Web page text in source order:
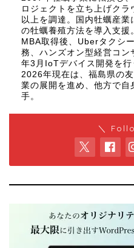
ロジェクトを立ち上げク
以上を調達。国内牡蠣産
の牡蠣養殖方法を導入支援
MBA取得後、Uberタクシ
務、ハンズオン型経営コン
年3月IoTデバイス開発を行
2026年現在は、福島県の
業の展開を進め、他方で
手。
＼